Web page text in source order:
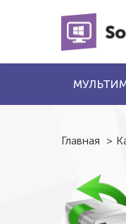
Главная >